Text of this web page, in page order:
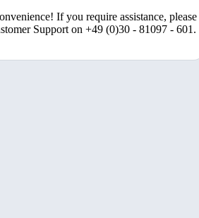
If you require assistance, please
Support on +49 (0)30 - 81097 - 601.